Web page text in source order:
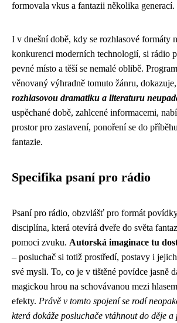
formovala vkus a fantazii několika generací.
I v dnešní době, kdy se rozhlasové formáty
konkurenci moderních technologií, si rádio
pevné místo a těší se nemalé oblibě.
věnovaný výhradně tomuto žánru,
rozhlasovou dramatiku a literaturu
uspěchané době, zahlcené informacemi,
prostor pro zastavení, ponoření se do
fantazie.
Specifika psaní pro rádio
Psaní pro rádio, obzvlášť pro formát
disciplína, která otevírá dveře do světa
pomoci zvuku. Autorská imaginace tu
– posluchač si totiž prostředí, postavy i
své mysli. To, co je v tištěné povídce jasně
magickou hrou na schovávanou mezi
efekty. Právě v tomto spojení se rodí
která dokáže posluchače vtáhnout do děje